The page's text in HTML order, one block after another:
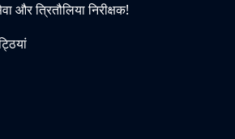
और त्रितौलिया निरीक्षक!